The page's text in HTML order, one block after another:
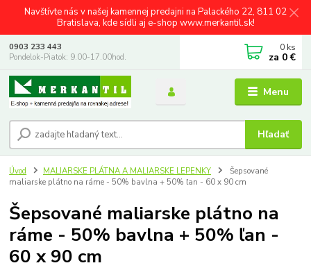
Navštívte nás v našej kamennej predajni na Palackého 22, 811 02
Bratislava, kde sídli aj e-shop www.merkantil.sk!
Menu
Hľadať
0903 233 443
Pondelok-Piatok: 9.00-17.00hod.
0 ks
za 0 €
Úvod MALIARSKE PLÁTNA A MALIARSKE LEPENKY
Šepsované
maliarske plátno na ráme - 50% bavlna + 50% ľan - 60 x 90 cm
Šepsované maliarske plátno na
ráme - 50% bavlna + 50% ľan -
60 x 90 cm